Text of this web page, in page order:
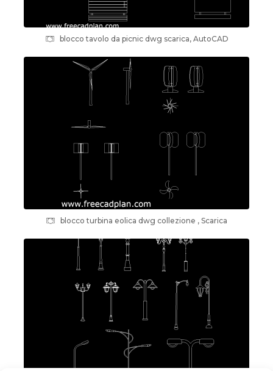
blocco tavolo da picnic dwg scarica, AutoCAD
blocco turbina eolica dwg collezione , Scarica